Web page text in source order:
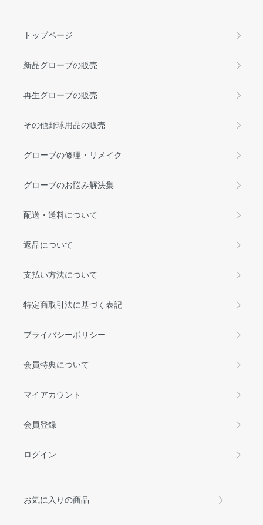
トップページ
新品グローブの販売
再生グローブの販売
その他野球用品の販売
グローブの修理・リメイク
グローブのお悩み解決集
配送・送料について
返品について
支払い方法について
特定商取引法に基づく表記
プライバシーポリシー
会員特典について
マイアカウント
会員登録
ログイン
お気に入りの商品